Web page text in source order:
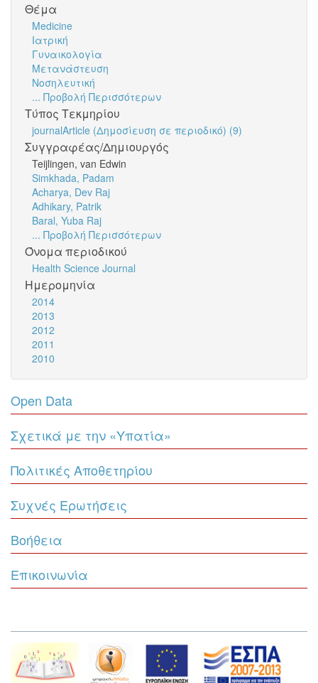
Θέμα
Medicine
Ιατρική
Γυναικολογία
Μετανάστευση
Νοσηλευτική
... Προβολή Περισσότερων
Τύπος Τεκμηρίου
journalArticle (Δημοσίευση σε περιοδικό) (9)
Συγγραφέας/Δημιουργός
Teijlingen, van Edwin
Simkhada, Padam
Acharya, Dev Raj
Adhikary, Patrik
Baral, Yuba Raj
... Προβολή Περισσότερων
Όνομα περιοδικού
Health Science Journal
Ημερομηνία
2014
2013
2012
2011
2010
Open Data
Σχετικά με την «Υπατία»
Πολιτικές Αποθετηρίου
Συχνές Ερωτήσεις
Βοήθεια
Επικοινωνία